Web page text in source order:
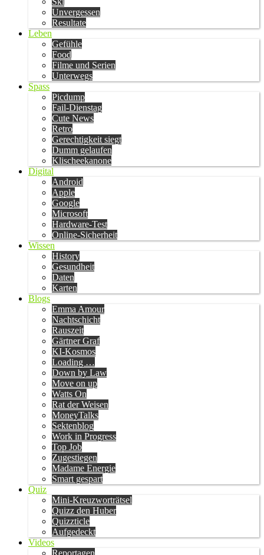
Unvergessen
Resultate
Leben
Gefühle
Food
Filme und Serien
Unterwegs
Spass
Picdump
Fail-Dienstag
Cute News
Retro
Gerechtigkeit siegt
Dumm gelaufen
Klischeekanone
Digital
Android
Apple
Google
Microsoft
Hardware-Test
Online-Sicherheit
Wissen
History
Gesundheit
Daten
Karten
Blogs
Emma Amour
Nachtschicht
Rauszeit
Gärtner Graf
KI-Kosmos
Loading …
Down by Law
Move on up
Watts On
Rat der Weisen
MoneyTalks
Sektenblog
Work in Progress
Top Job
Zugestiegen
Madame Energie
Smart gespart
Quiz
Mini-Kreuzworträtsel
Quizz den Huber
Quizzticle
Aufgedeckt
Videos
Reportagen